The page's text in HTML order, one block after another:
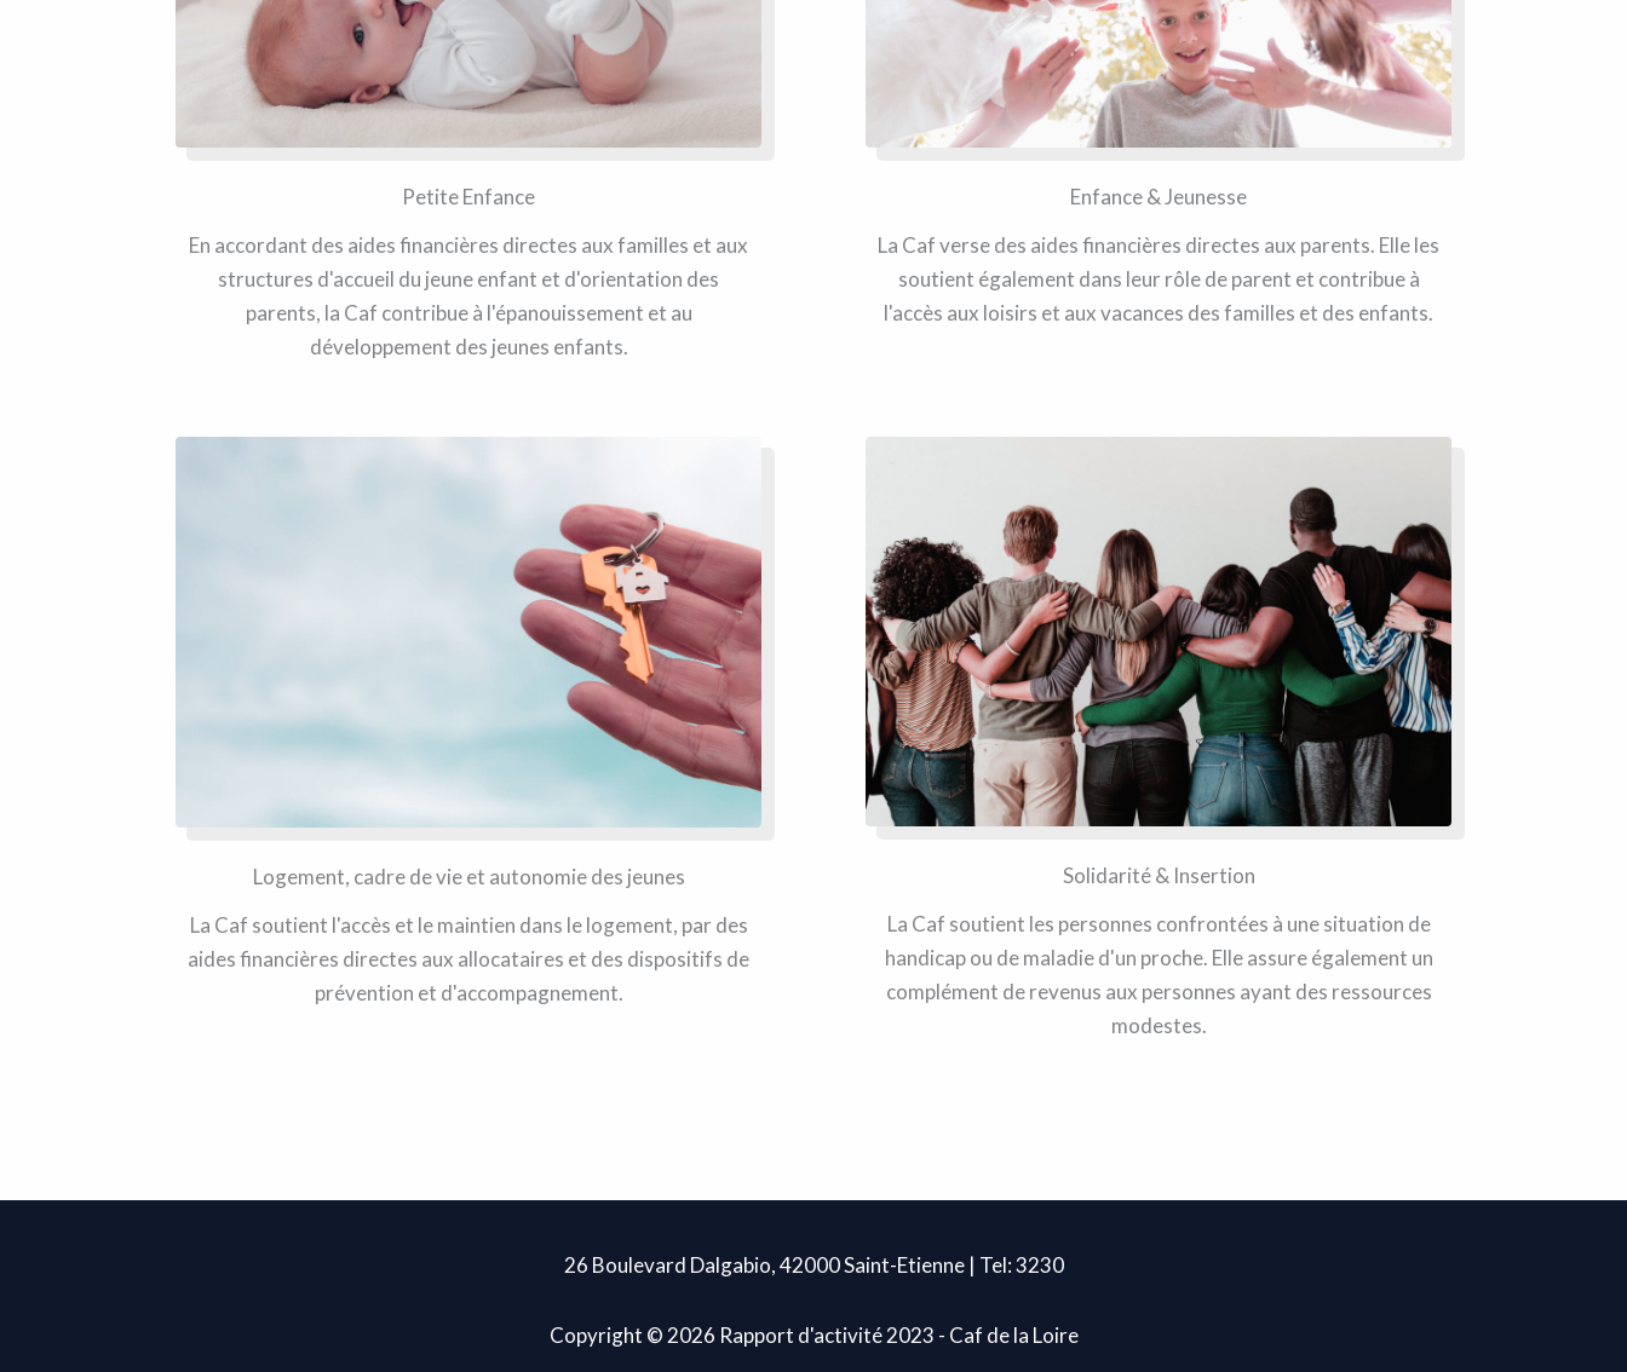
Petite Enfance
En accordant des aides financières directes aux familles et aux
structures d'accueil du jeune enfant et d'orientation des
parents, la Caf contribue à l'épanouissement et au
développement des jeunes enfants.
Enfance & Jeunesse
La Caf verse des aides financières directes aux parents. Elle les
soutient également dans leur rôle de parent et contribue à
l'accès aux loisirs et aux vacances des familles et des enfants.
Logement, cadre de vie et autonomie des jeunes
La Caf soutient l'accès et le maintien dans le logement, par des
aides financières directes aux allocataires et des dispositifs de
prévention et d'accompagnement.
Solidarité & Insertion
La Caf soutient les personnes confrontées à une situation de
handicap ou de maladie d'un proche. Elle assure également un
complément de revenus aux personnes ayant des ressources
modestes.
26 Boulevard Dalgabio, 42000 Saint-Etienne | Tel: 3230
Copyright © 2026 Rapport d'activité 2023 - Caf de la Loire